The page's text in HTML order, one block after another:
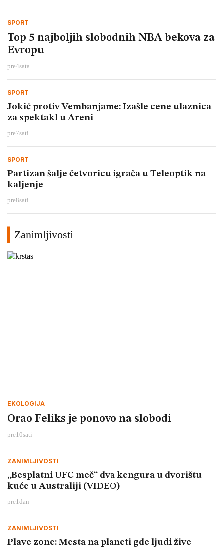
SPORT
Top 5 najboljih slobodnih NBA bekova za
Evropu
pre4sata
SPORT
Jokić protiv Vembanjame: Izašle cene ulaznica
za spektakl u Areni
pre7sati
SPORT
Partizan šalje četvoricu igrača u Teleoptik na
kaljenje
pre8sati
Zanimljivosti
EKOLOGIJA
Orao Feliks je ponovo na slobodi
pre10sati
ZANIMLJIVOSTI
„Besplatni UFC meč“ dva kengura u dvorištu
kuće u Australiji (VIDEO)
pre1dan
ZANIMLJIVOSTI
Plave zone: Mesta na planeti gde ljudi žive